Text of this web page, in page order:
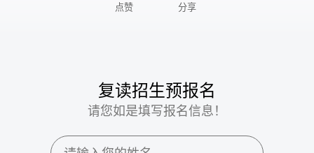
点赞 分享
复读招生预报名
请您如是填写报名信息！